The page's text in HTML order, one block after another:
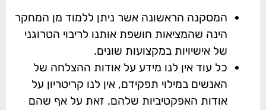
המסקנה הראשונה אשר ניתן ללמוד מן המחקר
הינה שהמציאות חושפת אותנו לריבוי הטרוגני
של אישיויות במקצועות שונים.
כל עוד אין לנו מידע על אודות ההצלחה של
האנשים במילוי תפקידם, אין לנו קריטריון על
אודות האפקטיביות שלהם. זאת על אף שהם